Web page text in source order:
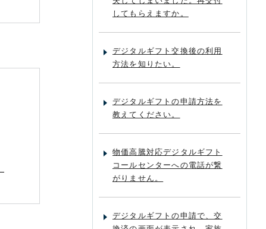
してもらえますか。
デジタルギフト交換後の利用
方法を知りたい。
デジタルギフトの申請方法を
教えてください。
物価高騰対応デジタルギフト
コールセンターへの電話が繋
がりません。
デジタルギフトの申請で、交